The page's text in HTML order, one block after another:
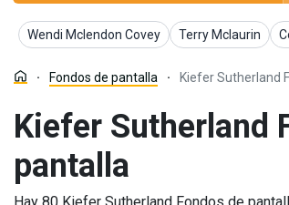
Wendi Mclendon Covey
Fondos de pantalla Terry Mclaurin
Fondos de pantalla
Fondos de pantalla Kiefer Sutherland
Kiefer Sutherland
pantalla